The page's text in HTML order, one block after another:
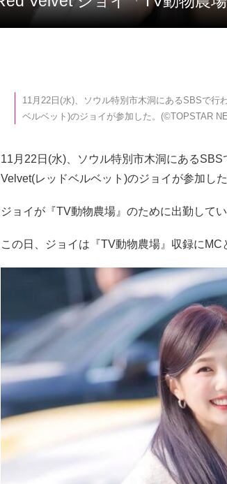
11月22日(水)、ソウル特別市木洞にあるSBSで行
ベルベット)のジョイが参加した。(©TOPSTAR
11月22日(水)、ソウル特別市木洞にある
Velvet(レッドベルベット)のジョイが参加した
ジョイが『TV動物農場』のために出勤してい
この日、ジョイは『TV動物農場』収録にMC